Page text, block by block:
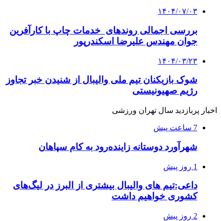
۱۴۰۴/۰۷/۰۳
بررسی اجمالی روندهای خدمات چاپ با کارآفرین
جوان مهندس علیرضا اسکندرپور
۱۴۰۴/۰۳/۲۳
شوک بازیکنان تیم ملی والیبال از شنیدن خبر تجاوز
رژیم صهیونیستی
اخبار پربازدید سال تهران ورزشی
7 ساعت پیش
شهرآورد دوستانه زاینده‌رود به کام سپاهان
1 روز پیش
داعی:تیم های والیبال بیشتری از البرز در لیگ‌های
کشوری خواهیم داشت
2 روز پیش